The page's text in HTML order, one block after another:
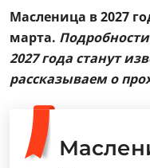
Масленица в 2027
марта.
2027 года станут
рассказываем о